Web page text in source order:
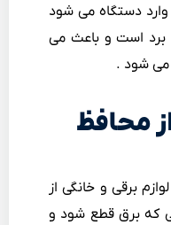
دستگاه می شود
برد است و باعث می
می شود .
محافظ
برقی و خانگی از
که برق قطع شود و